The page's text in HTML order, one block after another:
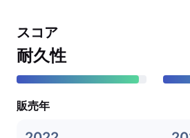
スコア
耐久性
販売年